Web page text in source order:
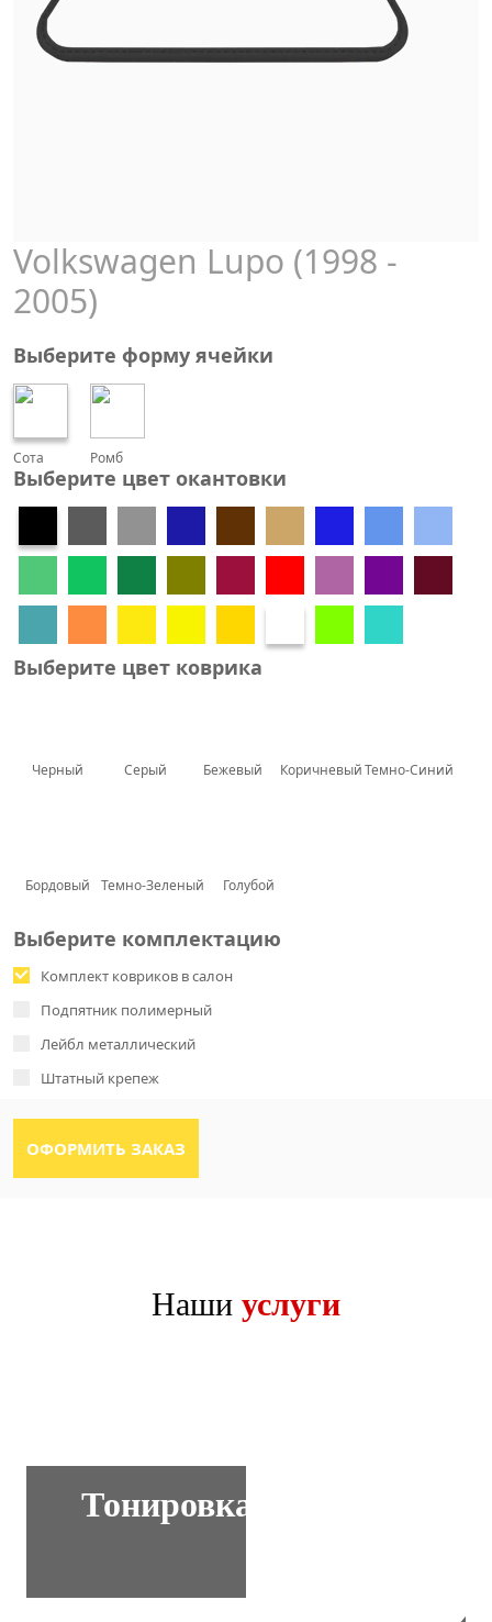
Volkswagen Lupo (1998 -
2005)
Выберите форму ячейки
Сота Ромб
Выберите цвет окантовки
Выберите цвет коврика
Черный Серый Бежевый КоричневыйТемно-Синий
Бордовый Темно-Зеленый Голубой
Выберите комплектацию
Комплект ковриков в салон
Подпятник полимерный
Лейбл металлический
Штатный крепеж
Наши услуги
Тонировка